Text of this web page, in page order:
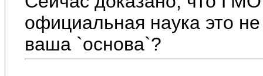
официальная наука это
ваша `основа`?